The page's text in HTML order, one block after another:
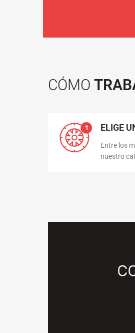
CÓMO
ELIGE
Entre los
nuestro